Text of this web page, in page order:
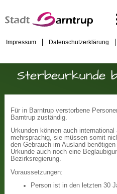
Impressum Datenschutzerklärung
Sterbeurkunde
Für in Barntrup verstorbene
Barntrup zuständig.
Urkunden können auch
mehrsprachig, sie müssen somit
den Gebrauch im Ausland
Urkunde auch noch eine
Bezirksregierung.
Voraussetzungen:
Person ist in den letzten 30